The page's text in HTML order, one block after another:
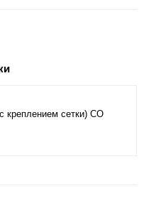
креплением сетки) СО